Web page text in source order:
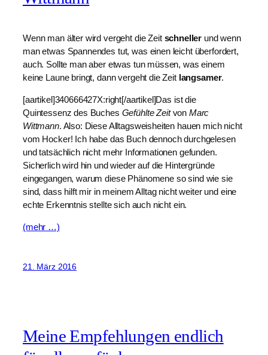
Wenn man älter wird vergeht die Zeit schneller und wenn
man etwas Spannendes tut, was einen leicht überfordert,
auch. Sollte man aber etwas tun müssen, was einem
keine Laune bringt, dann vergeht die Zeit langsamer.
[aartikel]340666427X:right[/aartikel]Das ist die
Quintessenz des Buches Gefühlte Zeitvon Marc
Wittmann. Also: Diese Alltagsweisheiten hauen mich nicht
vom Hocker! Ich habe das Buch dennoch durchgelesen
und tatsächlich nicht mehr Informationen gefunden.
Sicherlich wird hin und wieder auf die Hintergründe
eingegangen, warum diese Phänomene so sind wie sie
sind, dass hilft mir in meinem Alltag nicht weiter und eine
echte Erkenntnis stellte sich auch nicht ein.
(mehr …)
21. März 2016
Meine Empfehlungen endlich